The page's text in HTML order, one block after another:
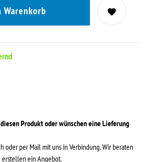
Warenkorb
Produkt oder wünschen eine Lieferung
oder per Mail mit uns in Verbindung. Wir beraten
ein Angebot.